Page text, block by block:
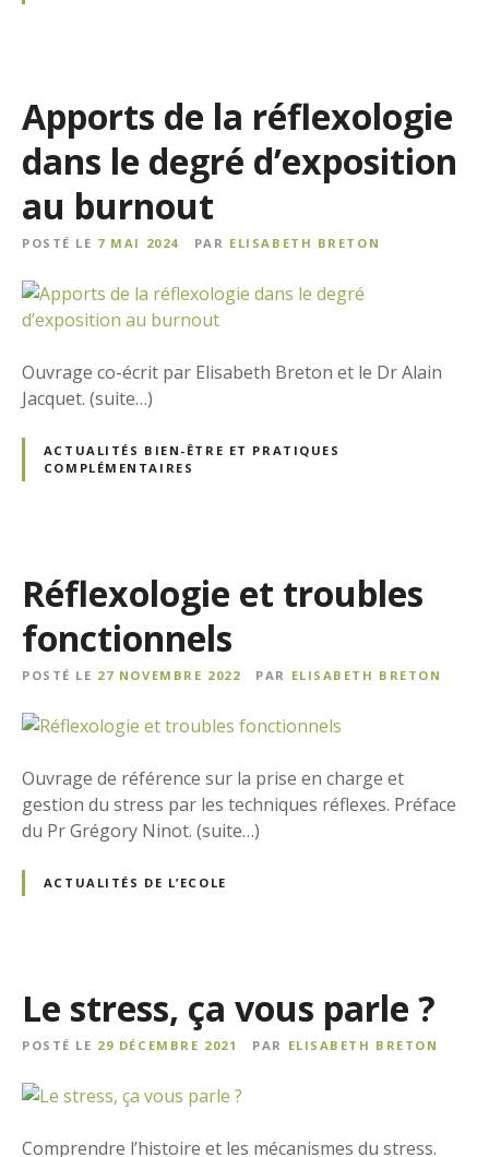
Apports de la réflexologie
dans le degré d’exposition
au burnout
POSTÉ LE 7 MAI 2024 PAR ELISABETH BRETON
Ouvrage co-écrit par Elisabeth Breton et le Dr Alain
Jacquet. (suite…)
ACTUALITÉS BIEN-ÊTRE ET PRATIQUES
COMPLÉMENTAIRES
Réflexologie et troubles
fonctionnels
POSTÉ LE 27 NOVEMBRE 2022 PAR ELISABETH BRETON
Ouvrage de référence sur la prise en charge et
gestion du stress par les techniques réflexes. Préface
du Pr Grégory Ninot. (suite…)
ACTUALITÉS DE L’ECOLE
Le stress, ça vous parle ?
POSTÉ LE 29 DÉCEMBRE 2021 PAR ELISABETH BRETON
Comprendre l’histoire et les mécanismes du stress.